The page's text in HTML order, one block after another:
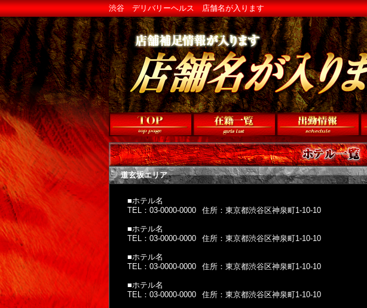
渋谷 デリバリーヘルス 店舗名が入ります
道玄坂エリア
■ホテル名
TEL：03-0000-0000
住所：東京都渋谷区神泉町1-10-10
■ホテル名
TEL：03-0000-0000
住所：東京都渋谷区神泉町1-10-10
■ホテル名
TEL：03-0000-0000
住所：東京都渋谷区神泉町1-10-10
■ホテル名
TEL：03-0000-0000
住所：東京都渋谷区神泉町1-10-10